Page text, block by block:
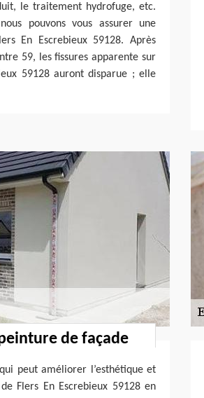
le traitement hydrofuge, etc.
pouvons vous assurer une
En Escrebieux 59128. Après
59, les fissures apparente sur
59128 auront disparue ; elle
de façade
peut améliorer l’esthétique et
Flers En Escrebieux 59128 en